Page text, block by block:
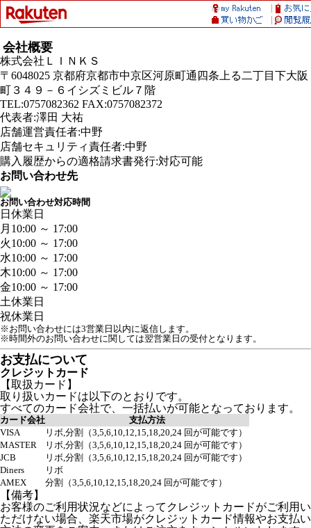
会社概要
株式会社ＬＩＮＫＳ
〒6048025 京都府京都市中京区河原町通四条上る二丁目下大阪
町３４９－６イシズミビル７階
TEL:0757082362 FAX:0757082372
代表者:澤田 大祐
店舗運営責任者:中野
店舗セキュリティ責任者:中野
購入履歴からの適格請求書発行:対応可能
お問い合わせ先
お問い合わせ対応時間
日 休業日
月 10:00 ～ 17:00
火10:00 ～ 17:00
水10:00 ～ 17:00
木10:00 ～ 17:00
金10:00 ～ 17:00
土休業日
祝休業日
※お問い合わせには3営業日以内に返信します。
※時間外のお問い合わせに関しては翌営業日の受付となります。
お支払について
クレジットカード
【取扱カード】
取り扱いカードは以下のとおりです。
すべてのカード会社で、一括払いが可能となっております。
カード会社
支払方法
VISA
リボ,分割（3,5,6,10,12,15,18,20,24 回が可能です）
MASTER
リボ,分割（3,5,6,10,12,15,18,20,24 回が可能です）
JCB
リボ,分割（3,5,6,10,12,15,18,20,24 回が可能です）
Diners
リボ
AMEX
分割（3,5,6,10,12,15,18,20,24 回が可能です）
【備考】
お客様のご利用状況などによってクレジットカードがご利用い
ただけない場合、楽天市場がクレジットカード情報やお支払い